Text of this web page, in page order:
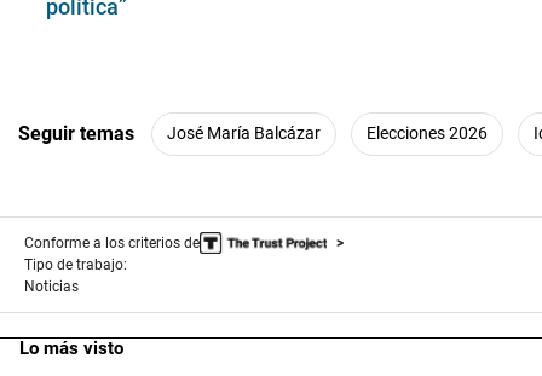
política”
Seguir temas José María Balcázar Elecciones 2026
Conforme a los criterios de
Tipo de trabajo:
Noticias
Lo más visto